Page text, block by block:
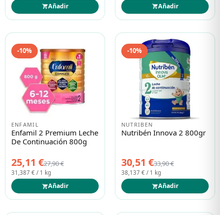
Añadir Añadir
ENFAMIL
Enfamil 2 Premium Leche
De Continuación 800g
25,11 €27,90 €
31,387 € / 1 kg
Añadir
-10%
NUTRIBEN
Nutribén Innova 2 800gr
30,51 €33,90 €
38,137 € / 1 kg
Añadir
-10%